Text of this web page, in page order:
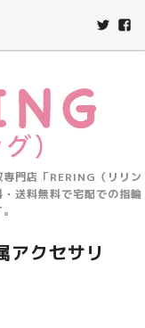
門店「RERING（リリン
送料無料で宅配での指輪
アクセサリ